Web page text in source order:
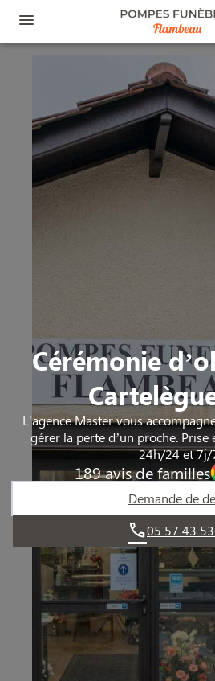
ORGANISER DES OBSÈQUES
PRÉVOIR SES OBSÈQUES
MONUMENTS FUNÉRAIRES
NOS AGENCES
SAINT-ANDRÉ-DE-CUBZAC
FUNÉRARIUM
Cérémonie
L'agence Master vous
gérer la perte d’un proche.
24h/24 et 7j/
189 avis de familles
Demande de
05 57 43